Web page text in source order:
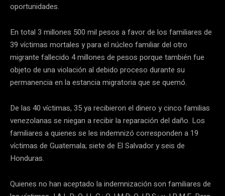
oportunidades.
En total 3 millones 500 mil pesos a favor de los familiares de
39 víctimas mortales y para el núcleo familiar del otro
migrante fallecido 4 millones de pesos porque también fue
objeto de una violación al debido proceso durante su
permanencia en la estancia migratoria que se quemó.
De las 40 víctimas, 35 ya recibieron el dinero y cinco familias
venezolanas se niegan a recibir la reparación del daño. Los
familiares a quienes se les indemnizó corresponden a 19
víctimas de Guatemala; siete de El Salvador y seis de
Honduras.
Quienes no han aceptado la indemnización son familiares de